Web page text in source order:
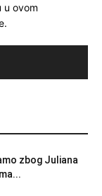
u ovom
zbog Juliana